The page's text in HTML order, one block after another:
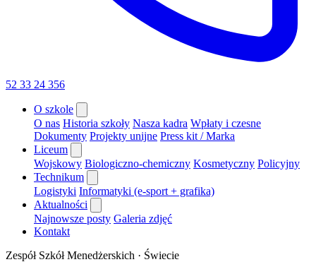
52 33 24 356
O szkole
O nas Historia szkoły Nasza kadra Wpłaty i czesne
Dokumenty Projekty unijne Press kit / Marka
Liceum
Wojskowy Biologiczno-chemiczny Kosmetyczny Policyjny
Technikum
Logistyki Informatyki (e-sport + grafika)
Aktualności
Najnowsze posty Galeria zdjęć
Kontakt
Zespół Szkół Menedżerskich · Świecie